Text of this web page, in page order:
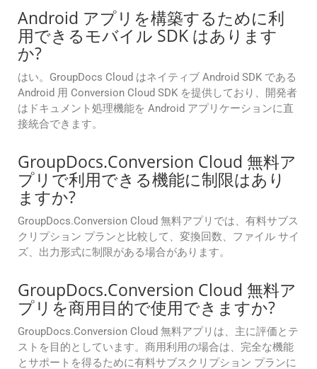
Android アプリを構築するために利
用できるモバイル SDK はあります
か?
はい。GroupDocs Cloud はネイティブ Android SDK である
Android 用 Conversion Cloud SDK を提供しており、開発者
はドキュメント処理機能を Android アプリケーションに直
接統合できます。
GroupDocs.Conversion Cloud 無料ア
プリで利用できる機能に制限はあり
ますか?
GroupDocs.Conversion Cloud 無料アプリでは、有料サブス
クリプション プランと比較して、変換回数、ファイル サイ
ズ、出力形式に制限がある場合があります。
GroupDocs.Conversion Cloud 無料ア
プリを商用目的で使用できますか?
GroupDocs.Conversion Cloud 無料アプリは、主に評価とテ
ストを目的としています。商用利用の場合は、完全な機能
とサポートを得るために有料サブスクリプション プランに